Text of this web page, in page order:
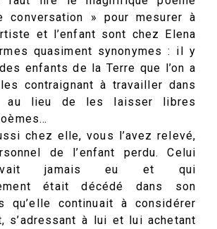
conversation » pour mesurer à
et l’enfant sont chez Elena
quasiment synonymes : il y
enfants de la Terre que l’on a
contraignant à travailler dans
au lieu de les laisser libres
chez elle, vous l’avez relevé,
de l’enfant perdu. Celui
jamais eu et qui
était décédé dans son
qu’elle continuait à considérer
s’adressant à lui et lui achetant